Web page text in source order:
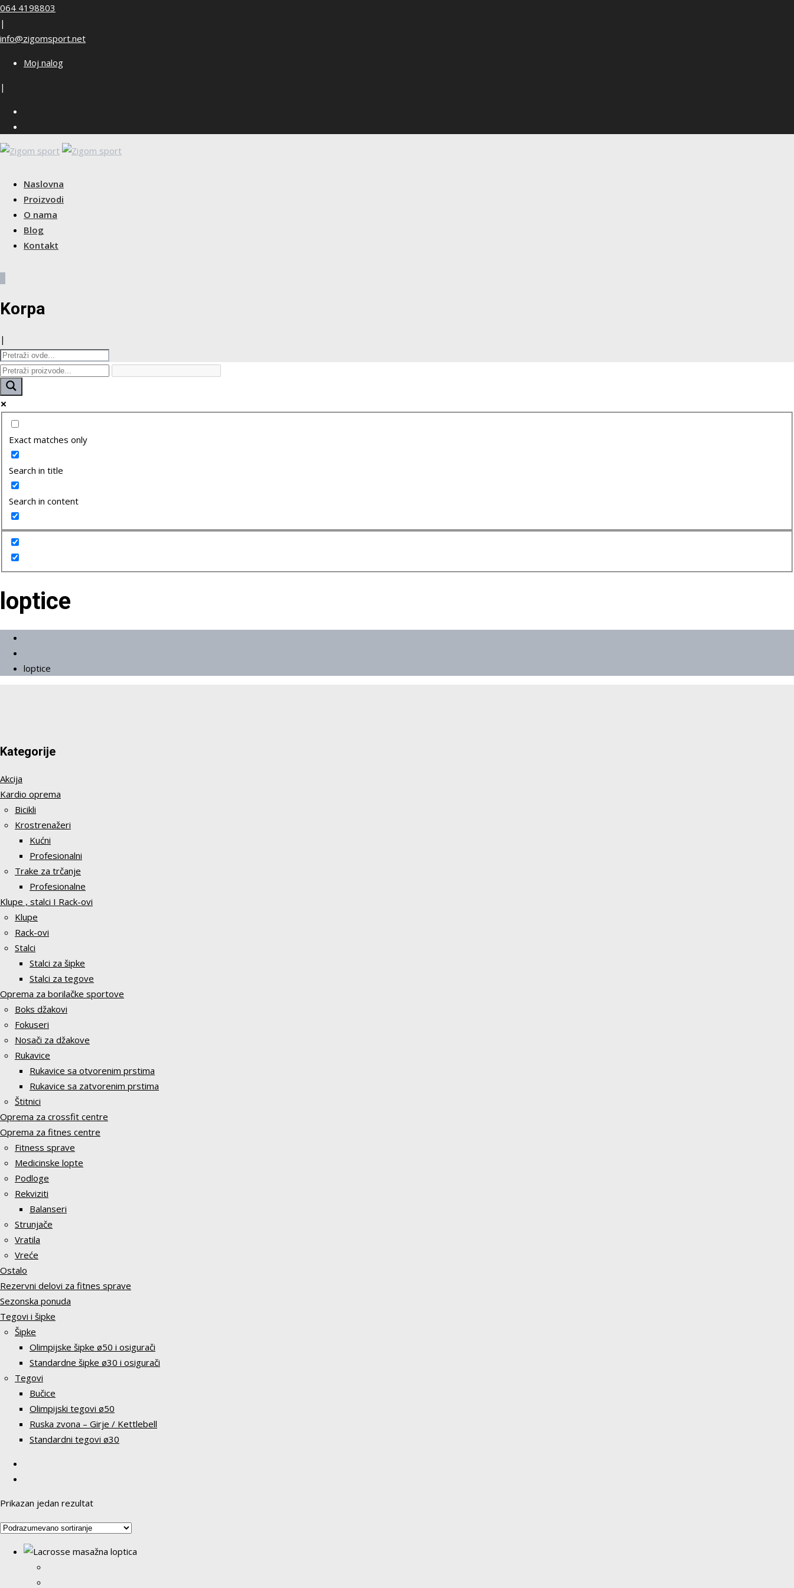
Skip
to
content
064 4198803
|
info@zigomsport.net
Moj nalog
|
Naslovna
Proizvodi
O nama
Blog
Kontakt
Korpa
|
Exact matches only
Search in title
Search in content
loptice
loptice
Kategorije
Akcija
Kardio oprema
Bicikli
Krostrenažeri
Kućni
Profesionalni
Trake za trčanje
Profesionalne
Klupe , stalci I Rack-ovi
Klupe
Rack-ovi
Stalci
Stalci za šipke
Stalci za tegove
Oprema za borilačke sportove
Boks džakovi
Fokuseri
Nosači za džakove
Rukavice
Rukavice sa otvorenim prstima
Rukavice sa zatvorenim prstima
Štitnici
Oprema za crossfit centre
Oprema za fitnes centre
Fitness sprave
Medicinske lopte
Podloge
Rekviziti
Balanseri
Strunjače
Vratila
Vreće
Ostalo
Rezervni delovi za fitnes sprave
Sezonska ponuda
Tegovi i šipke
Šipke
Olimpijske šipke ø50 i osigurači
Standardne šipke ø30 i osigurači
Tegovi
Bučice
Olimpijski tegovi ø50
Ruska zvona – Girje / Kettlebell
Standardni tegovi ø30
Prikazan jedan rezultat